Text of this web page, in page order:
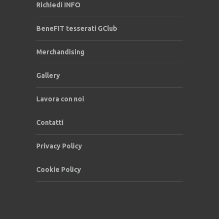
Richiedi INFO
BeneFIT tesserati GClub
Merchandising
Gallery
Lavora con noi
Contatti
Privacy Policy
Cookie Policy